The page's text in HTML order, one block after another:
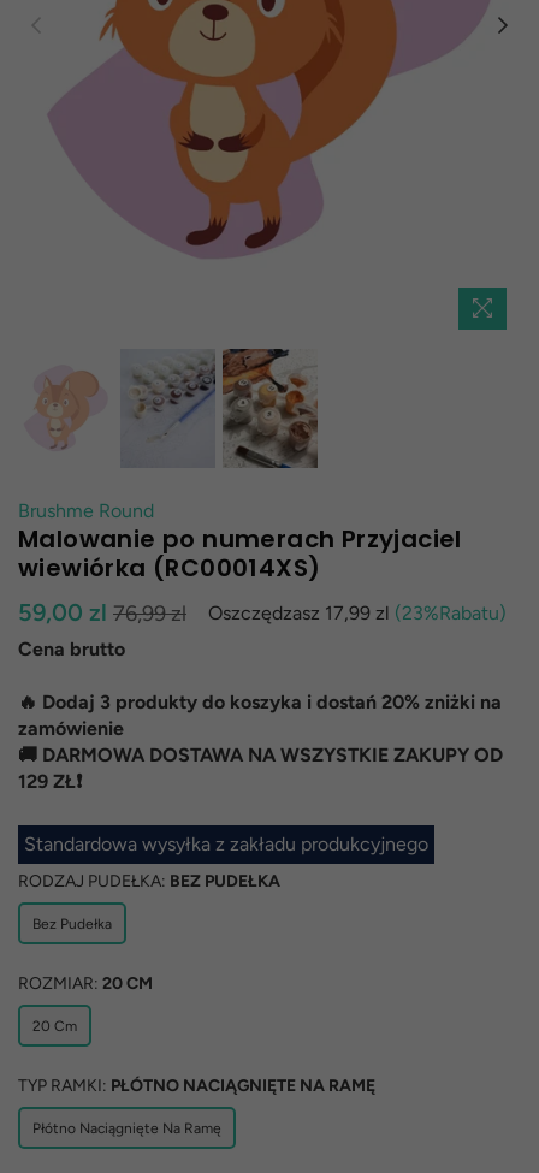
Brushme Round
Malowanie po numerach Przyjaciel
wiewiórka (RC00014XS)
Normalna
cena
59,00 zl 76,99 zl Oszczędzasz 17,99 zl (23%Rabatu)
Cena brutto
🔥 Dodaj 3 produkty do koszyka i dostań 20% zniżki na
zamówienie
🚚 DARMOWA DOSTAWA NA WSZYSTKIE ZAKUPY OD
129 ZŁ❗
Standardowa wysyłka z zakładu produkcyjnego
RODZAJ PUDEŁKA: BEZ PUDEŁKA
Bez Pudełka
ROZMIAR: 20 CM
20 Cm
TYP RAMKI: PŁÓTNO NACIĄGNIĘTE NA RAMĘ
Płótno Naciągnięte Na Ramę